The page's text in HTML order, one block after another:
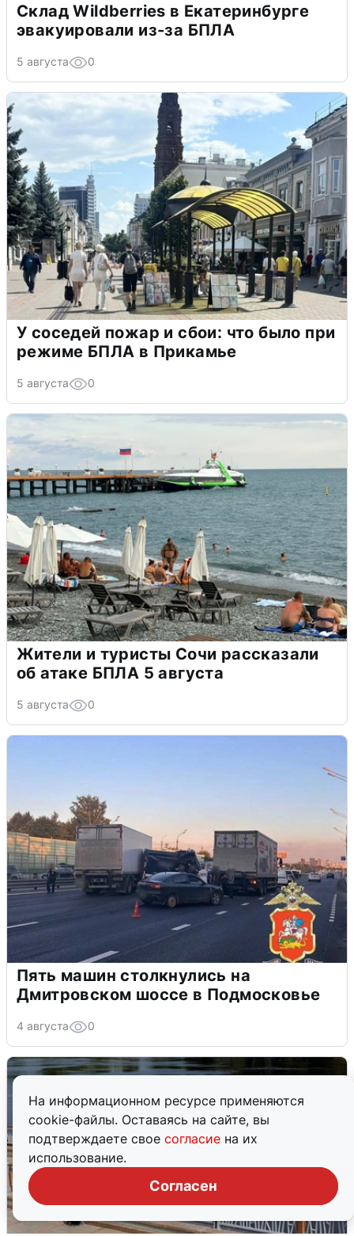
На информационном ресурсе применяются
cookie-файлы. Оставаясь на сайте, вы
подтверждаете свое согласие на их
использование.
Согласен
Склад Wildberries в Екатеринбурге
эвакуировали из-за БПЛА
5 августа 0
У соседей пожар и сбои: что было при
режиме БПЛА в Прикамье
5 августа 0
Жители и туристы Сочи рассказали
об атаке БПЛА 5 августа
5 августа 0
Пять машин столкнулись на
Дмитровском шоссе в Подмосковье
4 августа 0